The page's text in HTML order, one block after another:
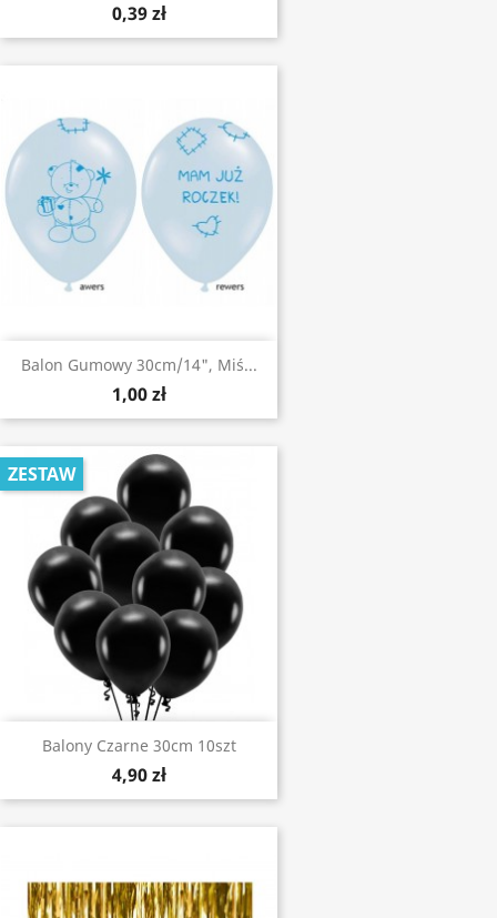
0,39 zł
Balon Gumowy 30cm/14", Miś...
1,00 zł
Balony Czarne 30cm 10szt
4,90 zł
ZESTAW